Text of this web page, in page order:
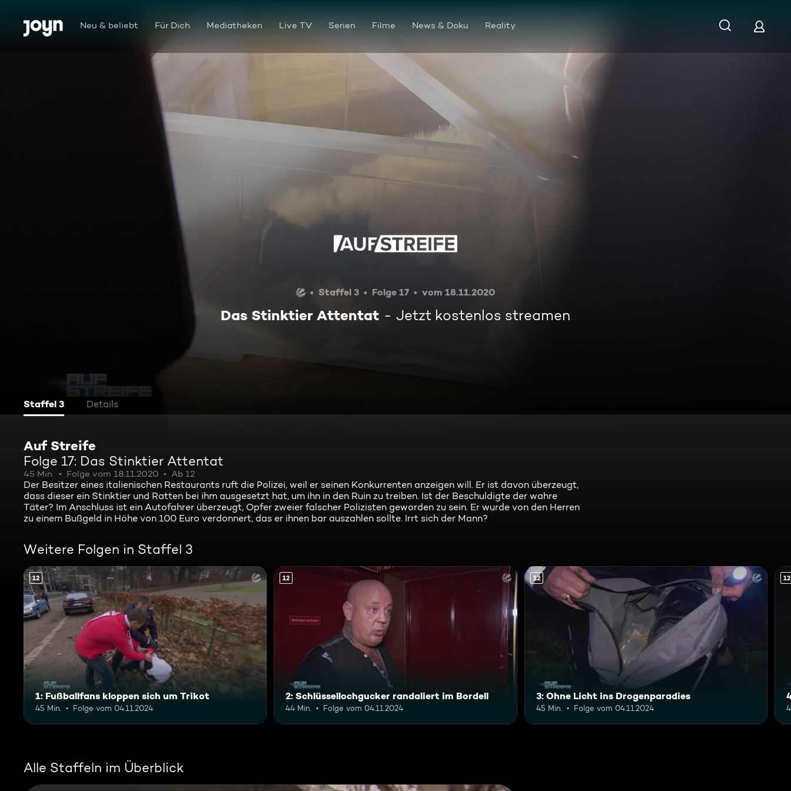
Zum Inhalt springen
Barrierefrei Neu & beliebt Für Dich Mediatheken Live TV Serien Filme News & Doku Reality
Staffel 3 Folge 17 vom 18.11.2020
Das Stinktier Attentat Jetzt kostenlos streamen
Staffel 3 Details
Auf Streife
Folge 17: Das Stinktier Attentat
45 Min. Folge vom 18.11.2020 Ab 12
Der Besitzer eines italienischen Restaurants ruft die Polizei, weil er seinen Konkurrenten anzeigen will. Er ist davon überzeugt,
dass dieser ein Stinktier und Ratten bei ihm ausgesetzt hat, um ihn in den Ruin zu treiben. Ist der Beschuldigte der wahre
Täter? Im Anschluss ist ein Autofahrer überzeugt, Opfer zweier falscher Polizisten geworden zu sein. Er wurde von den Herren
zu einem Bußgeld in Höhe von 100 Euro verdonnert, das er ihnen bar auszahlen sollte. Irrt sich der Mann?
Weitere Folgen in Staffel 3
12
1: Fußballfans kloppen sich um Trikot
45 Min. Folge vom 04.11.2024
12
2: Schlüssellochgucker randaliert im Bordell
44 Min. Folge vom 04.11.2024
12
3: Ohne Licht ins Drogenparadies
45 Min. Folge vom 04.11.2024
12
Alle Staffeln im Überblick